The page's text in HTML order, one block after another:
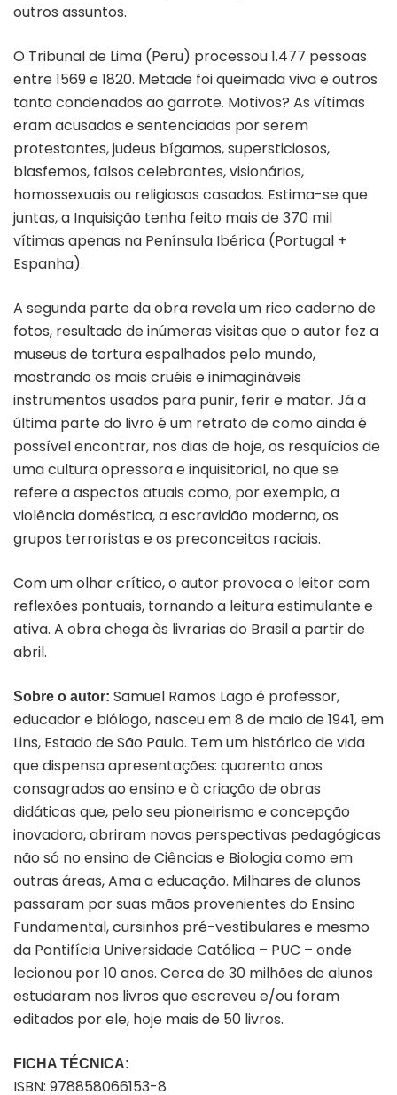
outros assuntos.
O Tribunal de Lima (Peru) processou 1.477 pessoas
entre 1569 e 1820. Metade foi queimada viva e outros
tanto condenados ao garrote. Motivos? As vítimas
eram acusadas e sentenciadas por serem
protestantes, judeus bígamos, supersticiosos,
blasfemos, falsos celebrantes, visionários,
homossexuais ou religiosos casados. Estima-se que
juntas, a Inquisição tenha feito mais de 370 mil
vítimas apenas na Península Ibérica (Portugal +
Espanha).
A segunda parte da obra revela um rico caderno de
fotos, resultado de inúmeras visitas que o autor fez a
museus de tortura espalhados pelo mundo,
mostrando os mais cruéis e inimagináveis
instrumentos usados para punir, ferir e matar. Já a
última parte do livro é um retrato de como ainda é
possível encontrar, nos dias de hoje, os resquícios de
uma cultura opressora e inquisitorial, no que se
refere a aspectos atuais como, por exemplo, a
violência doméstica, a escravidão moderna, os
grupos terroristas e os preconceitos raciais.
Com um olhar crítico, o autor provoca o leitor com
reflexões pontuais, tornando a leitura estimulante e
ativa. A obra chega às livrarias do Brasil a partir de
abril.
Sobre o autor: Samuel Ramos Lago é professor,
educador e biólogo, nasceu em 8 de maio de 1941, em
Lins, Estado de São Paulo. Tem um histórico de vida
que dispensa apresentações: quarenta anos
consagrados ao ensino e à criação de obras
didáticas que, pelo seu pioneirismo e concepção
inovadora, abriram novas perspectivas pedagógicas
não só no ensino de Ciências e Biologia como em
outras áreas, Ama a educação. Milhares de alunos
passaram por suas mãos provenientes do Ensino
Fundamental, cursinhos pré-vestibulares e mesmo
da Pontifícia Universidade Católica – PUC – onde
lecionou por 10 anos. Cerca de 30 milhões de alunos
estudaram nos livros que escreveu e/ou foram
editados por ele, hoje mais de 50 livros.
FICHA TÉCNICA:
ISBN: 978858066153-8